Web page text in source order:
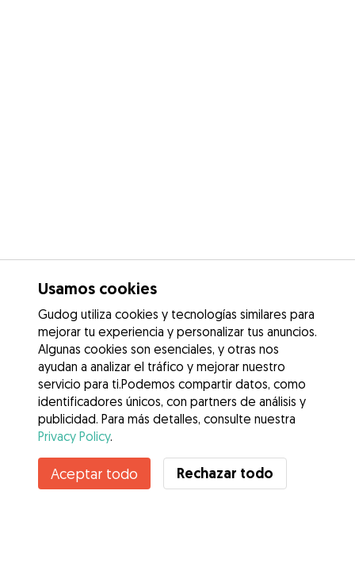
Contacta con Maikel Enrique
¿Conoces los Beneficios de Gudog? Ver más
Usamos cookies
Gudog utiliza cookies y tecnologías similares para
mejorar tu experiencia y personalizar tus anuncios.
Algunas cookies son esenciales, y otras nos
ayudan a analizar el tráfico y mejorar nuestro
servicio para ti.Podemos compartir datos, como
identificadores únicos, con partners de análisis y
publicidad. Para más detalles, consulte nuestra
Privacy Policy.
Aceptar todo Rechazar todo